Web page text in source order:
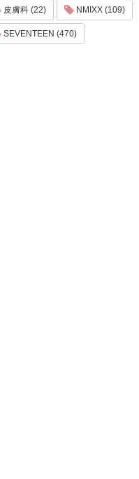
皮膚科 (22) NMIXX (109)
SEVENTEEN (470)